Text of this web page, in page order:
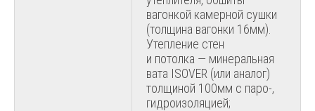
вагонкой камерной сушки
(толщина вагонки 16мм).
Утепление стен
и потолка — минеральная
вата ISOVER (или аналог)
толщиной 100мм с паро-,
гидроизоляцией;